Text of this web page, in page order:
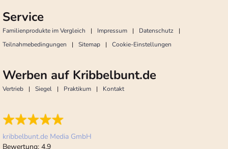
Service
Familienprodukte im Vergleich Impressum
Datenschutz
Teilnahmebedingungen
Sitemap Cookie-Einstellungen
Werben auf Kribbelbunt.de
Vertrieb Siegel Praktikum Kontakt
kribbelbunt.de Media GmbH
Bewertung: 4,9